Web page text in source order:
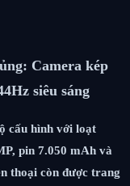
Camera kép
siêu sáng
cấu hình với loạt
pin 7.050 mAh và
thoại còn được trang